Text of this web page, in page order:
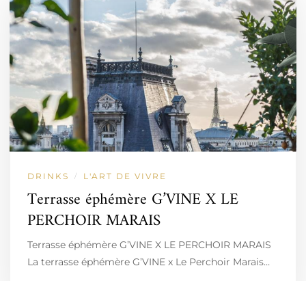
DRINKS / L'ART DE VIVRE
Terrasse éphémère G’VINE X LE
PERCHOIR MARAIS
Terrasse éphémère G’VINE X LE PERCHOIR MARAIS
La terrasse éphémère G’VINE x Le Perchoir Marais…